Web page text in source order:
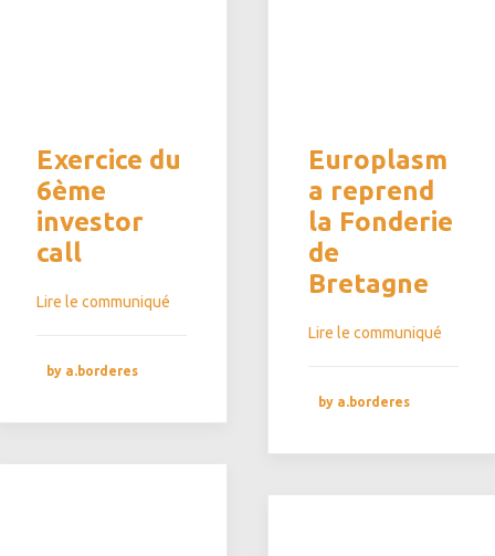
Exercice du
6ème
investor
call
Lire le communiqué
by a.borderes
Europlasm
a reprend
la Fonderie
de
Bretagne
Lire le communiqué
by a.borderes